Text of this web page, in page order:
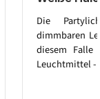
Die
dimmbaren
diesem Falle
Leuchtmittel -